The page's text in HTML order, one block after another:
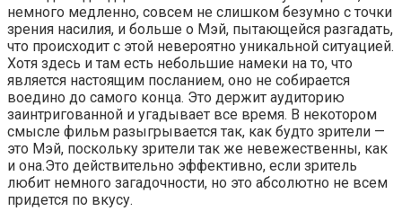
немного медленно, совсем не слишком безумно с точки
зрения насилия, и больше о Мэй, пытающейся разгадать,
что происходит с этой невероятно уникальной ситуацией.
Хотя здесь и там есть небольшие намеки на то, что
является настоящим посланием, оно не собирается
воедино до самого конца. Это держит аудиторию
заинтригованной и угадывает все время. В некотором
смысле фильм разыгрывается так, как будто зрители —
это Мэй, поскольку зрители так же невежественны, как
и она.Это действительно эффективно, если зритель
любит немного загадочности, но это абсолютно не всем
придется по вкусу.